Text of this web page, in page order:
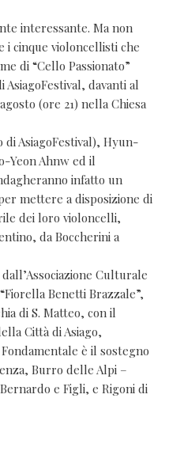
interessante. Ma non
i cinque violoncellisti che
di “Cello Passionato”
davanti al
(ore 21) nella Chiesa
AsiagoFestival), Hyun-
Yeon Ahnw ed il
infatto un
mettere a disposizione di
dei loro violoncelli,
da Boccherini a
Culturale
Benetti Brazzale”,
di S. Matteo, con il
Città di Asiago,
è il sostegno
Burro delle Alpi –
e Figli, e Rigoni di